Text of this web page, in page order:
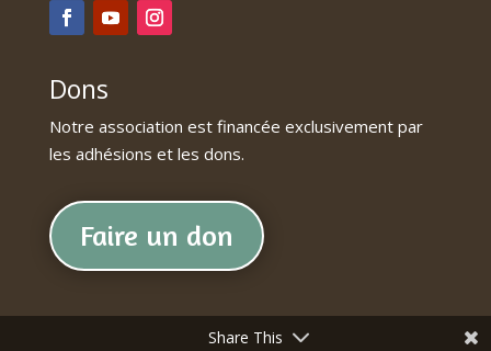
Dons
Notre association est financée exclusivement par
les adhésions et les dons.
Faire un don
Share This